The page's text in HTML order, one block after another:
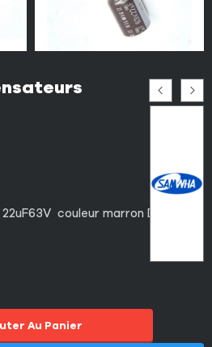
couleur marron DIP en
Au Panier